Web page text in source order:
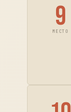
9
МЕСТО